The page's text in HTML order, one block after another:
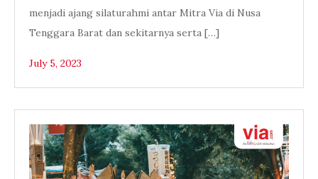
menjadi ajang silaturahmi antar Mitra Via di Nusa
Tenggara Barat dan sekitarnya serta […]
July 5, 2023